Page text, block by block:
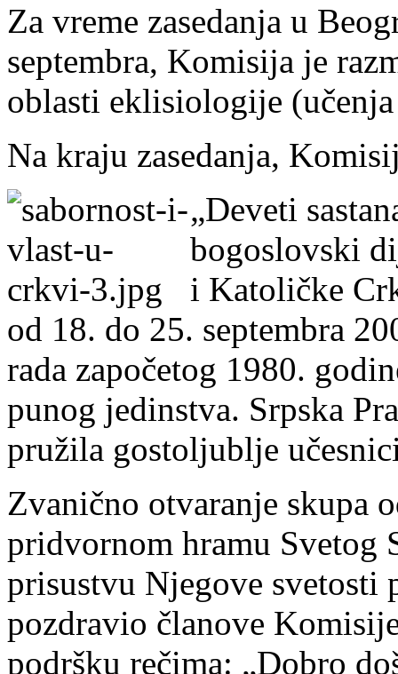
Za vreme zasedanja u
septembra, Komisija je
oblasti eklisiologije
Na kraju zasedanja,
„Deveti
bogoslovski
i Katoličke
od 18. do 25. septembra
rada započetog 1980.
punog jedinstva. Srpska
pružila gostoljublje
Zvanično otvaranje skupa
pridvornom hramu Svetog
prisustvu Njegove svetosti
pozdravio članove
podršku rečima: „Dobro